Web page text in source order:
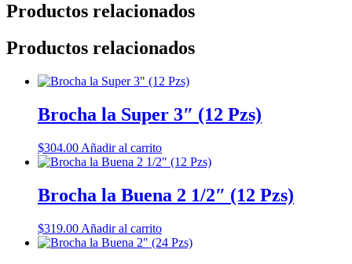
Productos relacionados
Productos relacionados
Brocha la Super 3″ (12 Pzs)
$304.00 Añadir al carrito
Brocha la Buena 2 1/2″ (12 Pzs)
$319.00 Añadir al carrito